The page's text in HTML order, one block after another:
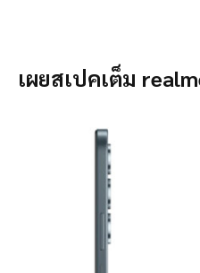
เผยสเปคเต็ม